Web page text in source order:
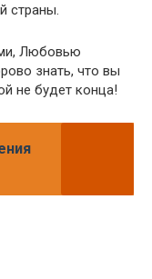
страны.
Любовью
знать, что вы
не будет конца!